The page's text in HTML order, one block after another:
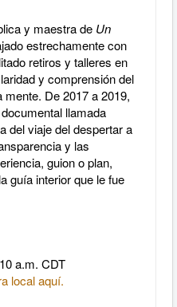
y maestra de Un
estrechamente con
retiros y talleres en
y comprensión del
De 2017 a 2019,
llamada
del viaje del despertar a
y las
guion o plan,
guía interior que le fue
a.m. CDT
local aquí.